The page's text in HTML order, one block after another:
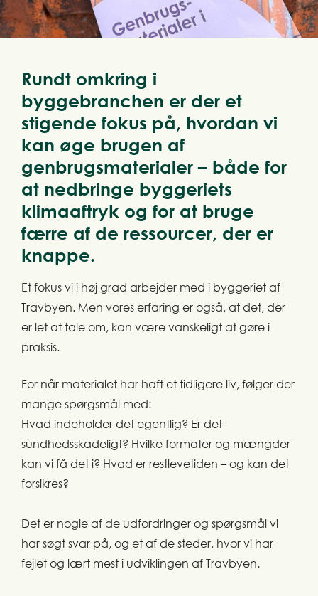
Rundt omkring i
byggebranchen er der et
stigende fokus på, hvordan vi
kan øge brugen af
genbrugsmaterialer – både for
at nedbringe byggeriets
klimaaftryk og for at bruge
færre af de ressourcer, der er
knappe.
Et fokus vi i høj grad arbejder med i byggeriet af
Travbyen. Men vores erfaring er også, at det, der
er let at tale om, kan være vanskeligt at gøre i
praksis.
For når materialet har haft et tidligere liv, følger der
mange spørgsmål med:
Hvad indeholder det egentlig? Er det
sundhedsskadeligt? Hvilke formater og mængder
kan vi få det i? Hvad er restlevetiden – og kan det
forsikres?
Det er nogle af de udfordringer og spørgsmål vi
har søgt svar på, og et af de steder, hvor vi har
fejlet og lært mest i udviklingen af Travbyen.